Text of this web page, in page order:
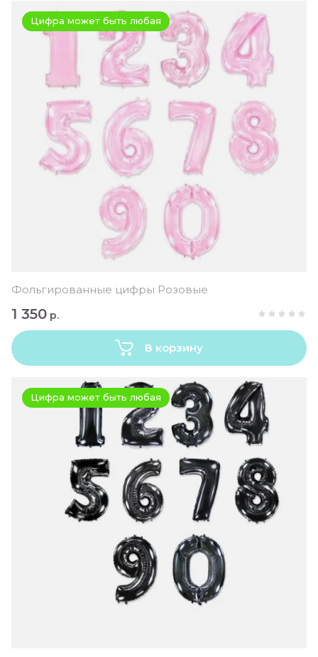
Цифра может быть любая
Фольгированные цифры Розовые
1 350 р.
В корзину
Цифра может быть любая